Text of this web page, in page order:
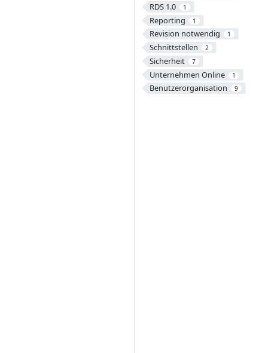
RDS 1.0 1
Reporting 1
Revision notwendig 1
Schnittstellen 2
Sicherheit 7
Unternehmen Online 1
Benutzerorganisation 9